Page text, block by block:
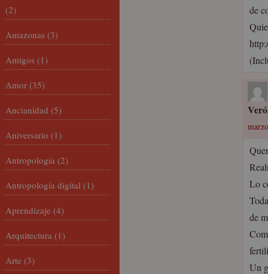
de
Lo
de
Un
(2)
Amazonas (3)
Amigos (1)
Amor (35)
Ancianidad (5)
Aniversario (1)
Antropología (2)
Antropología digital (1)
Aprendizaje (4)
Arquitectura (1)
Arte (3)